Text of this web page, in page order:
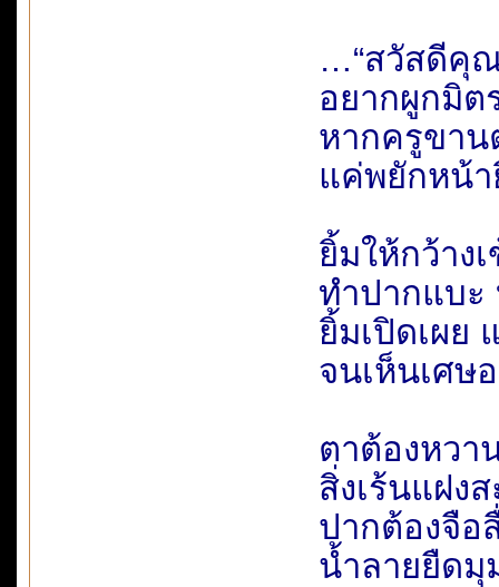
…“สวัสดีคุ
อยากผูกมิต
หากครูขา
แค่พยักหน้
ยิ้มให้กว้าง
ทำปากแบ
ยิ้มเปิดเผย
จนเห็นเศษ
ตาต้องหวา
สิ่งเร้นแฝง
ปากต้องจือ
น้ำลายยืดมุ